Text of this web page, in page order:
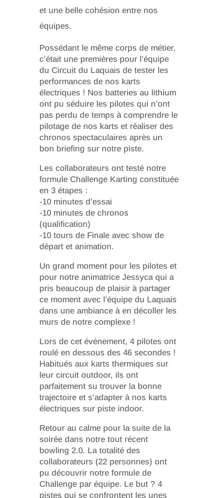
et une belle cohésion entre nos
équipes.
Possédant le même corps de métier,
c’était une premières pour l’équipe
du Circuit du Laquais de tester les
performances de nos karts
électriques ! Nos batteries au lithium
ont pu séduire les pilotes qui n’ont
pas perdu de temps à comprendre le
pilotage de nos karts et réaliser des
chronos spectaculaires après un
bon briefing sur notre piste.
Les collaborateurs ont testé notre
formule Challenge Karting constituée
en 3 étapes :
-10 minutes d’essai
-10 minutes de chronos
(qualification)
-10 tours de Finale avec show de
départ et animation.
Un grand moment pour les pilotes et
pour notre animatrice Jessyca qui a
pris beaucoup de plaisir à partager
ce moment avec l’équipe du Laquais
dans une ambiance à en décoller les
murs de notre complexe !
Lors de cet événement, 4 pilotes ont
roulé en dessous des 46 secondes !
Habitués aux karts thermiques sur
leur circuit outdoor, ils ont
parfaitement su trouver la bonne
trajectoire et s’adapter à nos karts
électriques sur piste indoor.
Retour au calme pour la suite de la
soirée dans notre tout récent
bowling 2.0. La totalité des
collaborateurs (22 personnes) ont
pu découvrir notre formule de
Challenge par équipe. Le but ? 4
pistes qui se confrontent les unes